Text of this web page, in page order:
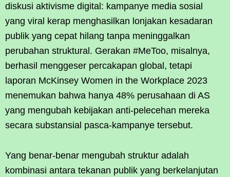
diskusi aktivisme digital: kampanye media sosial
yang viral kerap menghasilkan lonjakan kesadaran
publik yang cepat hilang tanpa meninggalkan
perubahan struktural. Gerakan #MeToo, misalnya,
berhasil menggeser percakapan global, tetapi
laporan McKinsey Women in the Workplace 2023
menemukan bahwa hanya 48% perusahaan di AS
yang mengubah kebijakan anti-pelecehan mereka
secara substansial pasca-kampanye tersebut.
Yang benar-benar mengubah struktur adalah
kombinasi antara tekanan publik yang berkelanjutan